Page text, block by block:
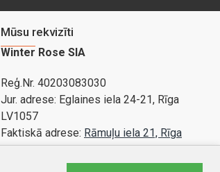
Mūsu rekvizīti
Winter Rose SIA
Reģ.Nr. 40203083030
Jur. adrese: Eglaines iela 24-21, Rīga
LV1057
Faktiskā adrese: Rāmuļu iela 21, Rīga
Bankas konts: LV89PARX0020365840001